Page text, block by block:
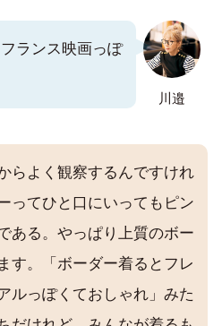
川邉
ランス映画っぽ
らよく観察するんですけれ
ってひと口にいってもピン
ある。やっぱり上質のボー
す。「ボーダー着るとフレ
ルっぽくておしゃれ」みた